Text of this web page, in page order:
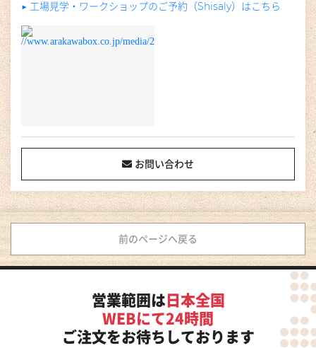
▶︎ 工場見学・ワークショップのご予約（Shisaly）はこちら
お問い合わせ
前のページへ戻る
営業範囲は日本全国
WEBにて24時間
ご注文をお待ちしております